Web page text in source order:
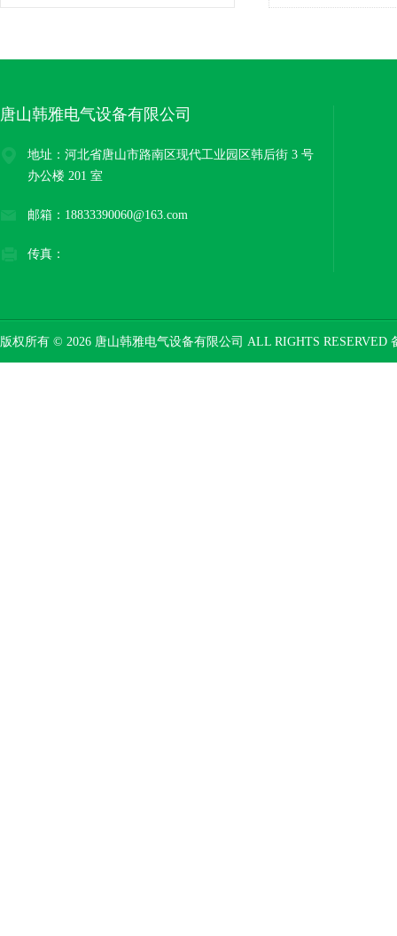
唐山韩雅电气设备有限公司
地址：河北省唐山市路南区现代工业园区韩后街 3 号
办公楼 201 室
邮箱：18833390060@163.com
传真：
版权所有 © 2026 唐山韩雅电气设备有限公司 ALL RIGHTS RESERVED